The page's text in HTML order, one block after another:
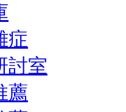
症
討室
薦